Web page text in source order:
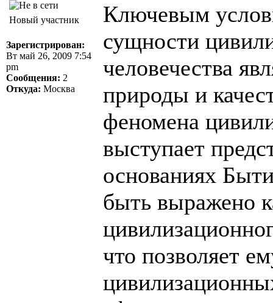
Новый участник
Зарегистрирован:
Вт май 26, 2009 7:54
pm
Сообщения: 2
Откуда: Москва
Ключевым
сущности
человечества
природы и
феномена
выступает
основаниях
быть выражено
что позволяет